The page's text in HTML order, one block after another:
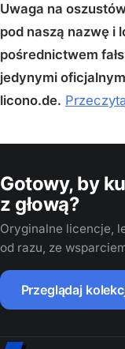
Uwaga na
pod naszą nazwę i
pośrednictwem
jedynymi
licono.de.
Gotowy, by
z głową?
Oryginalne licencje,
od razu, ze
Przeglądaj